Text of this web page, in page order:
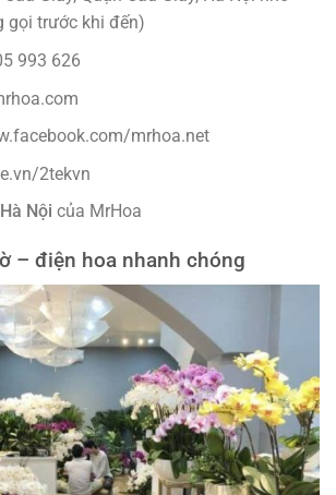
gọi trước khi đến)
993 626
mrhoa.net
2tekvn
Nội của MrHoa
– điện hoa nhanh chóng